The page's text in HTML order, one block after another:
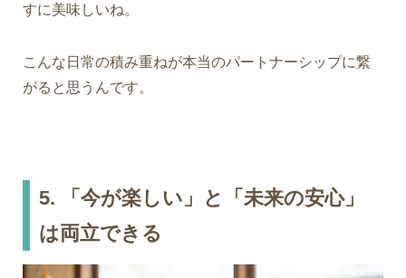
すに美味しいね。
こんな日常の積み重ねが本当のパートナーシップに繋
がると思うんです。
5. 「今が楽しい」と「未来の安心」
は両立できる